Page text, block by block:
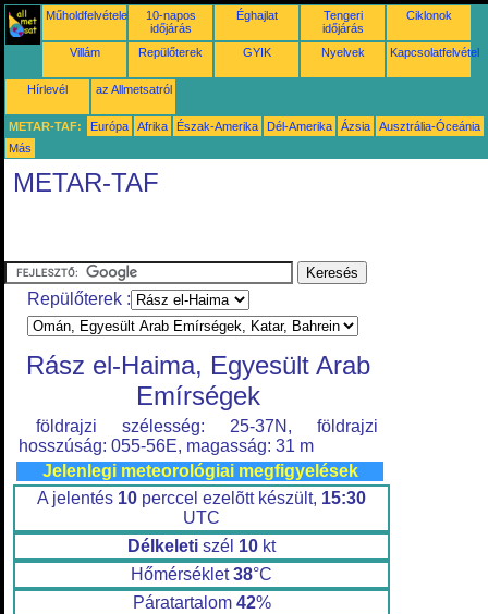
Műholdfelvételek
10-napos
időjárás
Éghajlat
Tengeri
időjárás
Ciklonok
Villám Repülőterek GYIK Nyelvek Kapcsolatfelvétel
Hírlevél az Allmetsatról
METAR-TAF: Európa Afrika Észak-Amerika Dél-Amerika Ázsia
Ausztrália-Óceánia
Más
METAR-TAF
Repülőterek :
Rász el-Haima, Egyesült Arab
Emírségek
földrajzi szélesség: 25-37N, földrajzi
hosszúság: 055-56E, magasság: 31 m
Jelenlegi meteorológiai megfigyelések
A jelentés 10 perccel ezelõtt készült, 15:30
UTC
Délkeleti szél 10 kt
Hőmérséklet38°C
Páratartalom 42%